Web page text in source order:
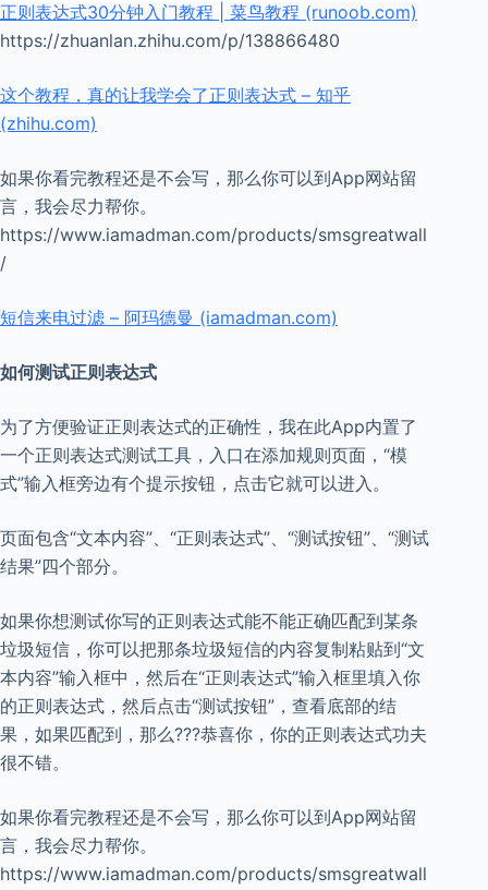
正则表达式30分钟入门教程 | 菜鸟教程 (runoob.com)
https://zhuanlan.zhihu.com/p/138866480
这个教程，真的让我学会了正则表达式 – 知乎
(zhihu.com)
如果你看完教程还是不会写，那么你可以到App网站留
言，我会尽力帮你。
https://www.iamadman.com/products/smsgreatwall
/
短信来电过滤 – 阿玛德曼 (iamadman.com)
如何测试正则表达式
为了方便验证正则表达式的正确性，我在此App内置了
一个正则表达式测试工具，入口在添加规则页面，“模
式”输入框旁边有个提示按钮，点击它就可以进入。
页面包含“文本内容”、“正则表达式”、“测试按钮”、“测试
结果”四个部分。
如果你想测试你写的正则表达式能不能正确匹配到某条
垃圾短信，你可以把那条垃圾短信的内容复制粘贴到“文
本内容”输入框中，然后在“正则表达式”输入框里填入你
的正则表达式，然后点击“测试按钮”，查看底部的结
果，如果匹配到，那么???恭喜你，你的正则表达式功夫
很不错。
如果你看完教程还是不会写，那么你可以到App网站留
言，我会尽力帮你。
https://www.iamadman.com/products/smsgreatwall